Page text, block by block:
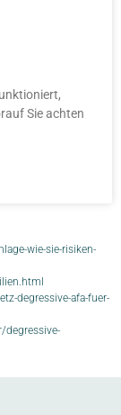
Sie achten
wie-sie-risiken-
degressive-afa-fuer-
degressive-